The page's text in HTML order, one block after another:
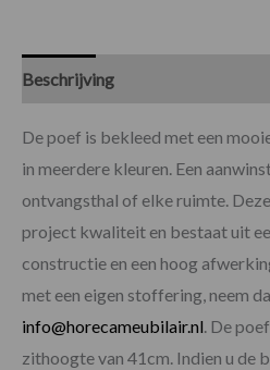
Beschrijving
De poef is bekleed met een
in meerdere kleuren. Een
ontvangsthal of elke ruimte.
project kwaliteit en bestaat uit
constructie en een hoog
met een eigen stoffering, neem
info@horecameubilair.nl . De
zithoogte van 41cm. Indien u de